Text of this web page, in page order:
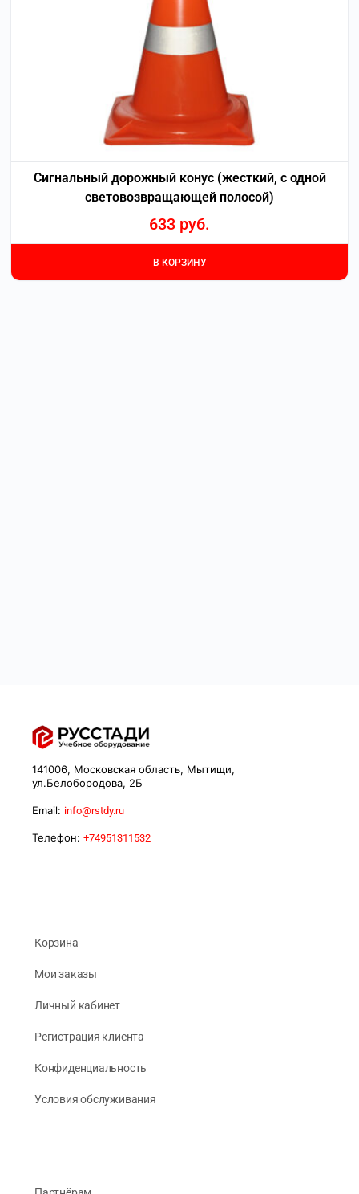
Сигнальный дорожный конус (жесткий, с одной
световозвращающей полосой)
633 руб.
В КОРЗИНУ
141006, Московская область, Мытищи,
ул.Белобородова, 2Б
Email: info@rstdy.ru
Телефон: +74951311532
Корзина
Мои заказы
Личный кабинет
Регистрация клиента
Конфиденциальность
Условия обслуживания